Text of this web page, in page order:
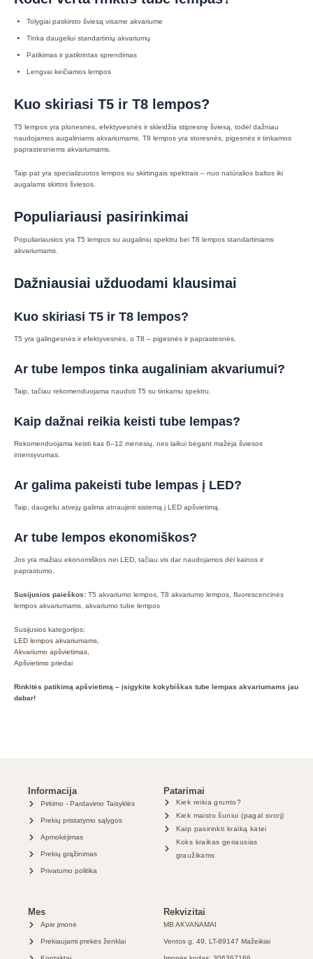
Tolygiai paskirsto šviesą visame akvariume
Tinka daugeliui standartinių akvariumų
Patikimas ir patikrintas sprendimas
Lengvai keičiamos lempos
Kuo skiriasi T5 ir T8 lempos?
T5 lempos yra plonesnės, efektyvesnės ir skleidžia stipresnę šviesą, todėl dažniau
naudojamos augaliniams akvariumams. T8 lempos yra storesnės, pigesnės ir tinkamos
paprastesniems akvariumams.
Taip pat yra specializuotos lempos su skirtingais spektrais – nuo natūralios baltos iki
augalams skirtos šviesos.
Populiariausi pasirinkimai
Populiariausios yra T5 lempos su augaliniu spektru bei T8 lempos standartiniams
akvariumams.
Dažniausiai užduodami klausimai
Kuo skiriasi T5 ir T8 lempos?
T5 yra galingesnės ir efektyvesnės, o T8 – pigesnės ir paprastesnės.
Ar tube lempos tinka augaliniam akvariumui?
Taip, tačiau rekomenduojama naudoti T5 su tinkamu spektru.
Kaip dažnai reikia keisti tube lempas?
Rekomenduojama keisti kas 6–12 mėnesių, nes laikui bėgant mažėja šviesos
intensyvumas.
Ar galima pakeisti tube lempas į LED?
Taip, daugeliu atvejų galima atnaujinti sistemą į LED apšvietimą.
Ar tube lempos ekonomiškos?
Jos yra mažiau ekonomiškos nei LED, tačiau vis dar naudojamos dėl kainos ir
paprastumo.
Susijusios paieškos: T5 akvariumo lempos, T8 akvariumo lempos, fluorescencinės
lempos akvariumams, akvariumo tube lempos
Susijusios kategorijos:
LED lempos akvariumams,
Akvariumo apšvietimas,
Apšvietimo priedai
Rinkitės patikimą apšvietimą – įsigykite kokybiškas tube lempas akvariumams jau
dabar!
Informacija
Pirkimo - Pardavimo Taisyklės
Prekių pristatymo sąlygos
Apmokėjimas
Prekių grąžinimas
Privatumo politika
Patarimai
Kiek reikia grunto?
Kiek maisto šuniui (pagal svorį)
Kaip pasirinkti kraiką katei
Koks kraikas geriausias
graužikams
Mes
Apie įmonė
Prekiaujami prekės ženklai
Rekvizitai
MB AKVANAMAI
Ventos g. 49, LT-89147 Mažeikiai